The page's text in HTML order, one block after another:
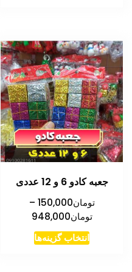
انواع
مختلفی
می
باشد.
گزینه
ها
ممکن
است
صفحه
محصول
انتخاب
شوند
جعبه کادو 6 و 12 عددی
تومان150,000
–
تومان948,000
انتخاب گزینه‌هااین